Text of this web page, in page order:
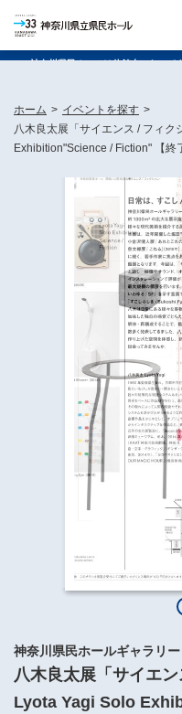
神奈川県民ホールは休館中において
イベントを探す
・ イベント一覧
・ イベントカレンダー
休館中の県民ホール
・ 施設概要
・ パイプオルガン
・ 神奈川県民ホールの取り
神奈川県立県民ホールSNS
​​​​​​​​​​​​​神奈川県立県民ホール
ギャラリーSNS
ホーム > イベントを探す >
八木良太展「サイエンス / フィ
Exhibition"Science / Fiction" 【終
神奈川県民ホールギャラリ
八木良太展「サイエ
Lyota Yagi Solo